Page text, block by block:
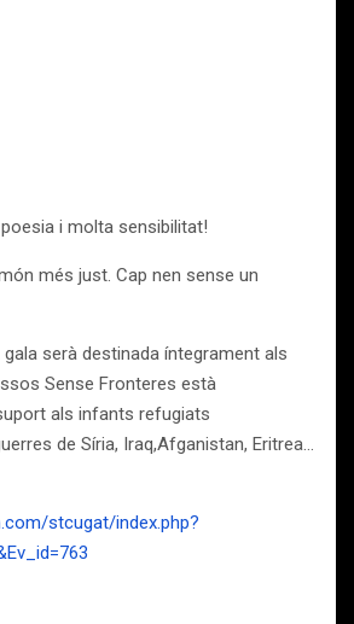
i molta sensibilitat!
més just. Cap nen sense un
serà destinada íntegrament als
Sense Fronteres està
als infants refugiats
de Síria, Iraq,Afganistan, Eritrea…
stcugat/index.php?